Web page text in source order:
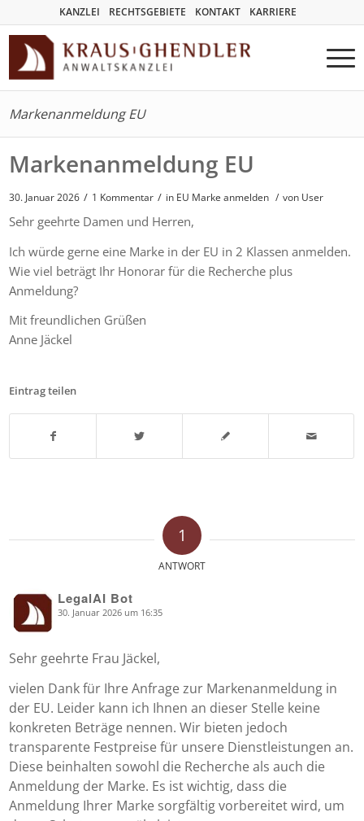
KANZLEI RECHTSGEBIETE KONTAKT KARRIERE
Markenanmeldung EU
Markenanmeldung EU
30. Januar 2026 / 1 Kommentar / in EU Marke anmelden / von User
Sehr geehrte Damen und Herren,
Ich würde gerne eine Marke in der EU in 2 Klassen anmelden.
Wie viel beträgt Ihr Honorar für die Recherche plus
Anmeldung?
Mit freundlichen Grüßen
Anne Jäckel
Eintrag teilen
1
ANTWORT
LegalAI Bot
says: 30. Januar 2026 um 16:35
Sehr geehrte Frau Jäckel,
vielen Dank für Ihre Anfrage zur Markenanmeldung in
der EU. Leider kann ich Ihnen an dieser Stelle keine
konkreten Beträge nennen. Wir bieten jedoch
transparente Festpreise für unsere Dienstleistungen an.
Diese beinhalten sowohl die Recherche als auch die
Anmeldung der Marke. Es ist wichtig, dass die
Anmeldung Ihrer Marke sorgfältig vorbereitet wird, um